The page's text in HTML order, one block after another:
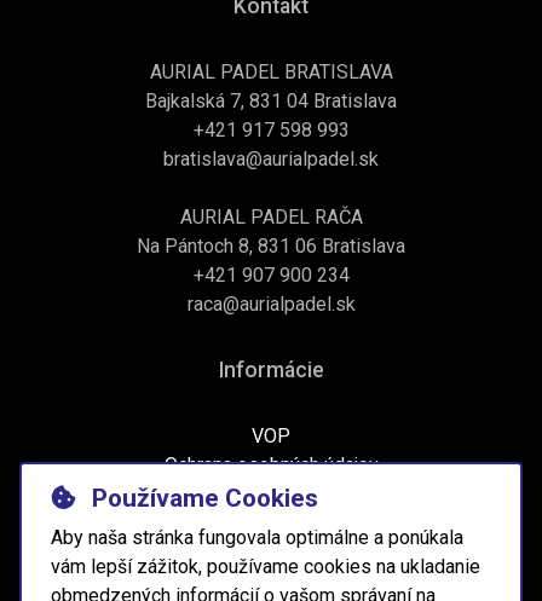
Kontakt
AURIAL PADEL BRATISLAVA
Bajkalská 7, 831 04 Bratislava
+421 917 598 993
bratislava@aurialpadel.sk
AURIAL PADEL RAČA
Na Pántoch 8, 831 06 Bratislava
+421 907 900 234
raca@aurialpadel.sk
Informácie
VOP
Ochrana osobných údajov
Používame Cookies
Aby naša stránka fungovala optimálne a ponúkala
vám lepší zážitok, používame cookies na ukladanie
obmedzených informácií o vašom správaní na